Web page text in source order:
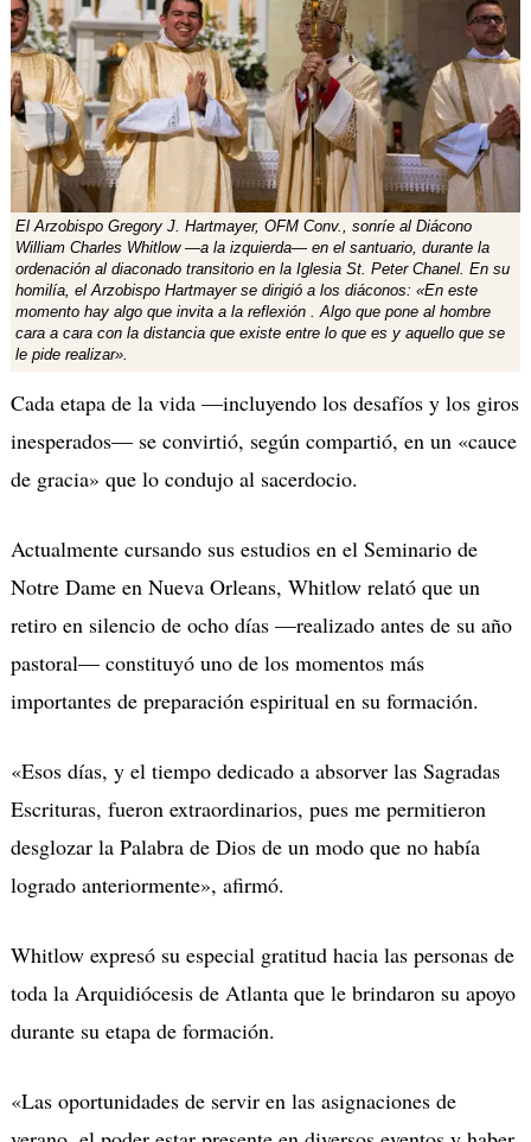
El Arzobispo Gregory J. Hartmayer, OFM Conv., sonríe al Diácono
William Charles Whitlow —a la izquierda— en el santuario, durante la
ordenación al diaconado transitorio en la Iglesia St. Peter Chanel. En su
homilía, el Arzobispo Hartmayer se dirigió a los diáconos: «En este
momento hay algo que invita a la reflexión . Algo que pone al hombre
cara a cara con la distancia que existe entre lo que es y aquello que se
le pide realizar».
Cada etapa de la vida —incluyendo los desafíos y los giros
inesperados— se convirtió, según compartió, en un «cauce
de gracia» que lo condujo al sacerdocio.
Actualmente cursando sus estudios en el Seminario de
Notre Dame en Nueva Orleans, Whitlow relató que un
retiro en silencio de ocho días —realizado antes de su año
pastoral— constituyó uno de los momentos más
importantes de preparación espiritual en su formación.
«Esos días, y el tiempo dedicado a absorver las Sagradas
Escrituras, fueron extraordinarios, pues me permitieron
desglozar la Palabra de Dios de un modo que no había
logrado anteriormente», afirmó.
Whitlow expresó su especial gratitud hacia las personas de
toda la Arquidiócesis de Atlanta que le brindaron su apoyo
durante su etapa de formación.
«Las oportunidades de servir en las asignaciones de